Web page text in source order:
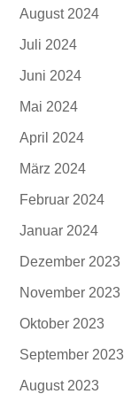
August 2024
Juli 2024
Juni 2024
Mai 2024
April 2024
März 2024
Februar 2024
Januar 2024
Dezember 2023
November 2023
Oktober 2023
September 2023
August 2023